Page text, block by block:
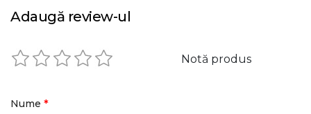
Adaugă review-ul
Notă produs
Nume *